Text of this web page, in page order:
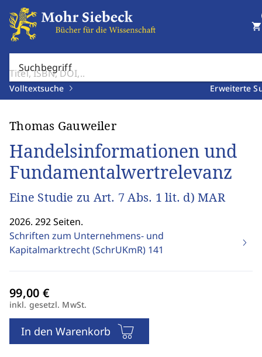
Suchbegriff
Volltextsuche Erweiterte
shopping_cart
Thomas Gauweiler
Handelsinformationen und
Fundamentalwertrelevanz
Eine Studie zu Art. 7 Abs. 1 lit. d) MAR
2026. 292 Seiten.
Schriften zum Unternehmens- und
Kapitalmarktrecht (SchrUKmR) 141
inkl. gesetzl. MwSt.
In den Warenkorb